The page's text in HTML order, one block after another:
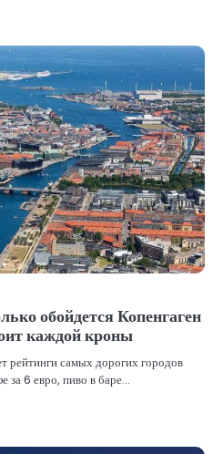
обойдется Копенгаген
каждой кроны
рейтинги самых дорогих городов
за 6 евро, пиво в баре…